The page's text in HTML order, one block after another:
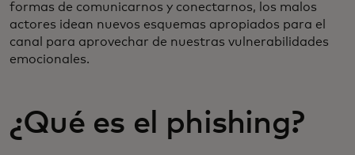
formas de comunicarnos y conectarnos, los malos
actores idean nuevos esquemas apropiados para el
canal para aprovechar de nuestras vulnerabilidades
emocionales.
¿Qué es el phishing?